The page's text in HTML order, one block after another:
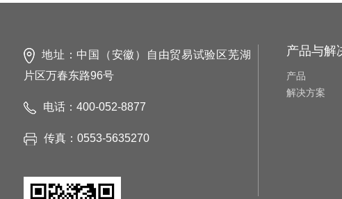
地址：中国（安徽）自由贸易试验区芜湖
片区万春东路96号
电话：400-052-8877
传真：0553-5635270
产品与解
产品
解决方案